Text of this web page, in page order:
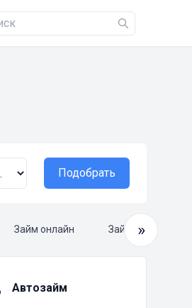
Подобрать
Займ онлайн Займ »
Автозайм